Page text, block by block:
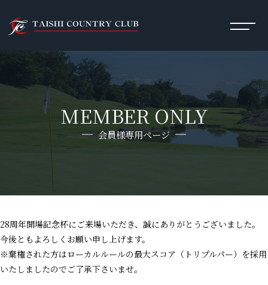
MEMBER ONLY
会員様専用ページ
28周年開場記念杯にご来場いただき、誠にありがとうございました。
今後ともよろしくお願い申し上げます。
※棄権された方はローカルルールの最大スコア（トリプルパー）を採用
いたしましたのでご了承下さいませ。